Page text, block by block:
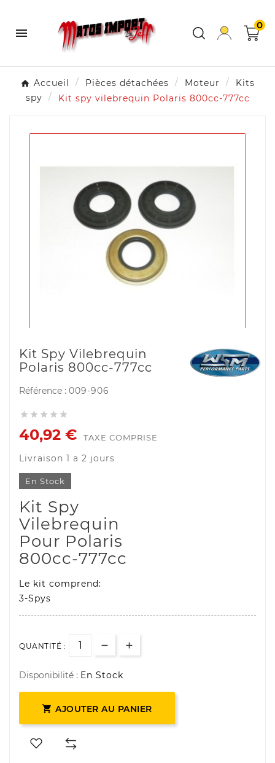

0
Accueil Pièces détachées Moteur
Kits
spy
Kit spy vilebrequin Polaris 800cc-777cc
Kit Spy Vilebrequin
Polaris 800cc-777cc
Référence : 009-906
    
40,92 € TAXE COMPRISE
Livraison 1 a 2 jours
En Stock
Kit Spy
Vilebrequin
Pour Polaris
800cc-777cc
Le kit comprend:
3-Spys
QUANTITÉ :
Disponibilité : En Stock
 AJOUTER AU PANIER